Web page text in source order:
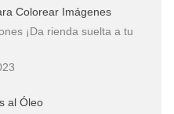
Colorear Imágenes
¡Da rienda suelta a tu
al Óleo